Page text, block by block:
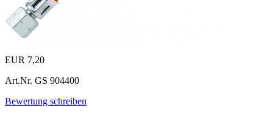
EUR 7,20
Art.Nr. GS 904400
Bewertung schreiben